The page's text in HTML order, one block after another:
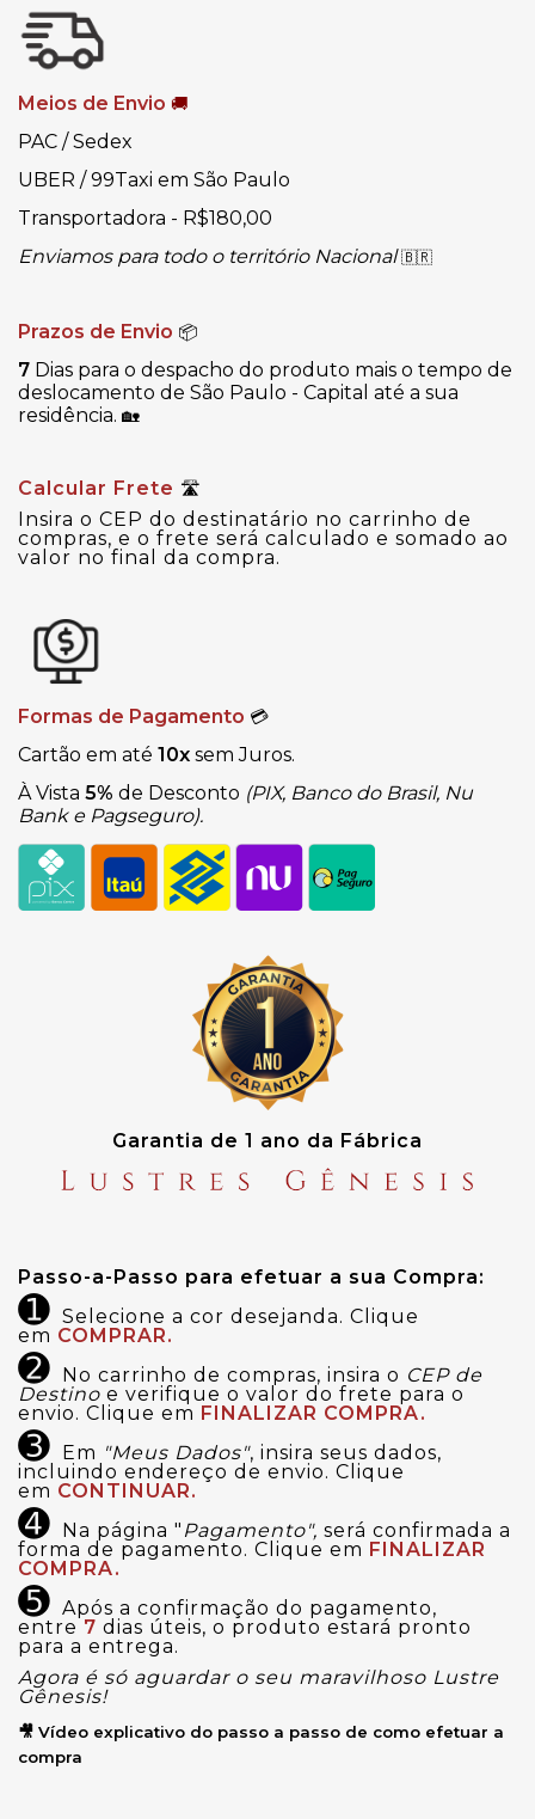
Meios de Envio 🚚
PAC / Sedex
UBER / 99Taxi em São Paulo
Transportadora - R$180,00
Enviamos para todo o território Nacional🇧🇷
Prazos de Envio 📦
7 Dias para o despacho do produto mais o tempo de
deslocamento de São Paulo - Capital até a sua
residência. 🏡
Calcular Frete 🛣
Insira o CEP do destinatário no carrinho de
compras, e o frete será calculado e somado ao
valor no final da compra.
Formas de Pagamento 💳
Cartão em até 10x sem Juros.
À Vista 5% de Desconto (PIX, Banco do Brasil, Nu
Bank e Pagseguro).
Garantia de 1 ano da Fábrica
Passo-a-Passo para efetuar a sua Compra:
➊ Selecione a cor desejanda. Clique
em COMPRAR.
➋ No carrinho de compras, insira o CEP de
Destino e verifique o valor do frete para o
envio. Clique em FINALIZAR COMPRA.
➌ Em "Meus Dados", insira seus dados,
incluindo endereço de envio. Clique
em CONTINUAR.
➍ Na página " Pagamento", será confirmada a
forma de pagamento. Clique em FINALIZAR
COMPRA.
➎ Após a confirmação do pagamento,
entre 7 dias úteis, o produto estará pronto
para a entrega.
Agora é só aguardar o seu maravilhoso Lustre
Gênesis!
🎥 Vídeo explicativo do passo a passo de como efetuar a
compra